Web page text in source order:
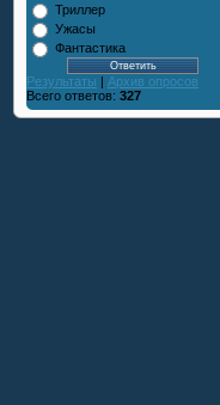
Триллер
Ужасы
Фантастика
Результаты | Архив опросов
Всего ответов: 327